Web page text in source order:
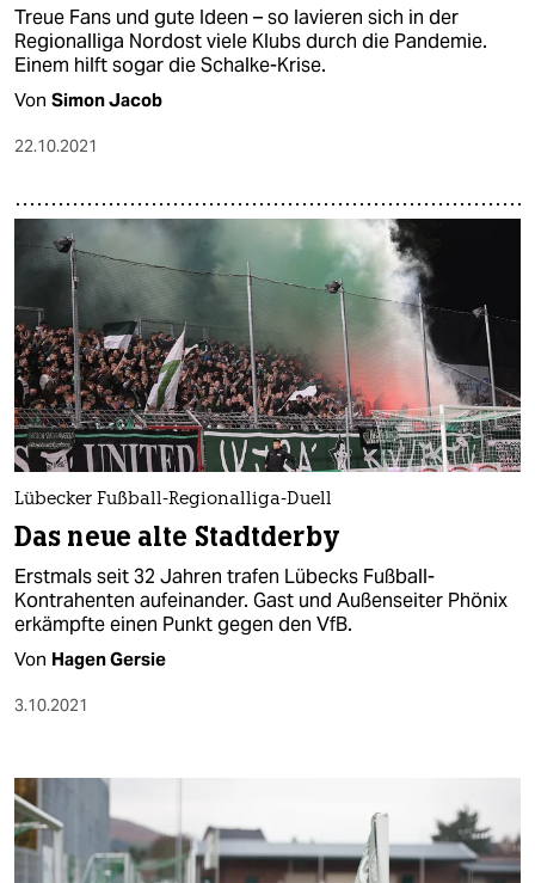
Treue Fans und gute Ideen – so lavieren sich in der
Regionalliga Nordost viele Klubs durch die Pandemie.
Einem hilft sogar die Schalke-Krise.
Von Simon Jacob
22.10.2021
Lübecker Fußball-Regionalliga-Duell
Das neue alte Stadtderby
Erstmals seit 32 Jahren trafen Lübecks Fußball-
Kontrahenten aufeinander. Gast und Außenseiter Phönix
erkämpfte einen Punkt gegen den VfB.
Von Hagen Gersie
3.10.2021